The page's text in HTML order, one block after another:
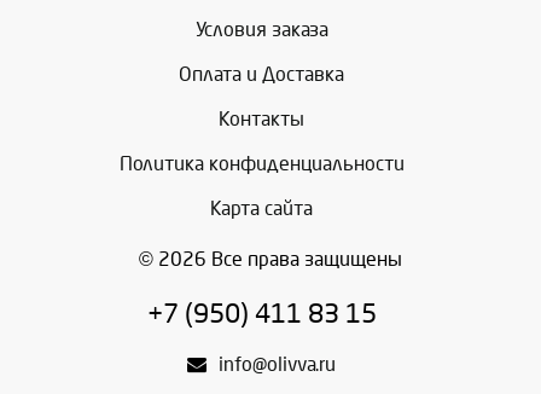
Условия заказа
Оплата и Доставка
Контакты
Политика конфиденциальности
Карта сайта
© 2026 Все права защищены
+7 (950) 411 83 15
info@olivva.ru